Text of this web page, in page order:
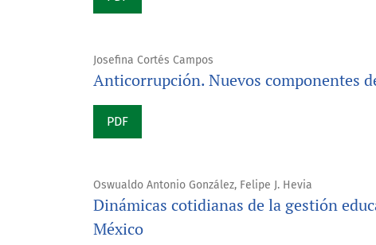
Josefina Cortés Campos
Anticorrupción. Nuevos componentes
PDF
Oswualdo Antonio González, Felipe J. Hevia
Dinámicas cotidianas de la gestión
México